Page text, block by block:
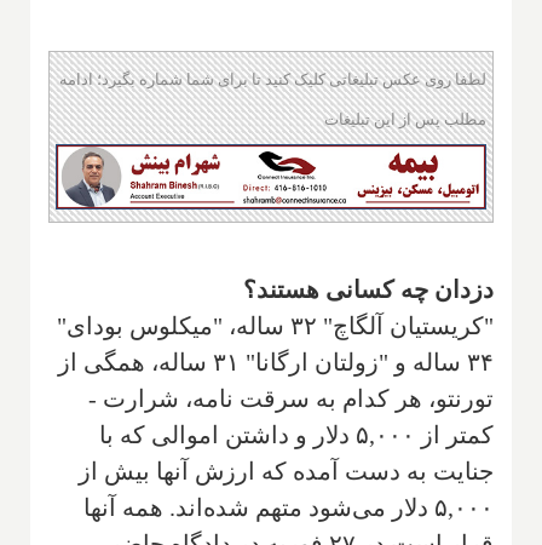
لطفا روی عکس تبلیغاتی کلیک کنید تا برای شما شماره بگیرد؛ ادامه
مطلب پس از این تبلیغات
دزدان چه کسانی هستند؟
"کریستیان آلگاچ" ۳۲ ساله، "میکلوس بودای"
۳۴ ساله و "زولتان ارگانا" ۳۱ ساله، همگی از
تورنتو، هر کدام به سرقت نامه، شرارت -
کمتر از ۵,۰۰۰ دلار و داشتن اموالی که با
جنایت به دست آمده که ارزش آنها بیش از
۵,۰۰۰ دلار می‌شود متهم شده‌اند. همه آنها